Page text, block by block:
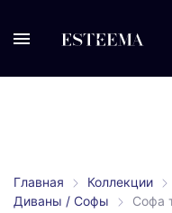
Главная Коллекции
Диваны / Софы
Софа